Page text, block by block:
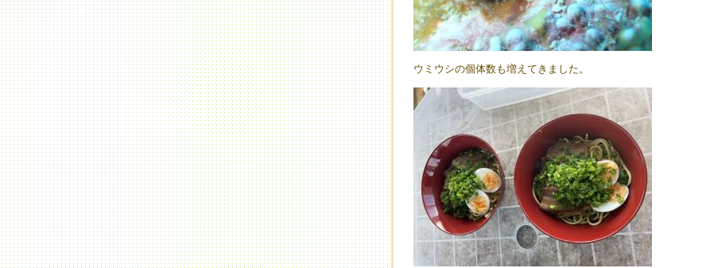
ウミウシの個体数も増えてきました。